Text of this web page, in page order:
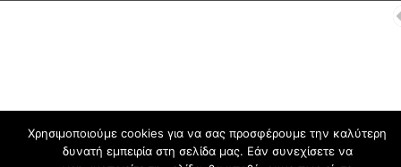
Χρησιμοποιούμε cookies για να σας προσφέρουμε την καλύτερη
δυνατή εμπειρία στη σελίδα μας. Εάν συνεχίσετε να